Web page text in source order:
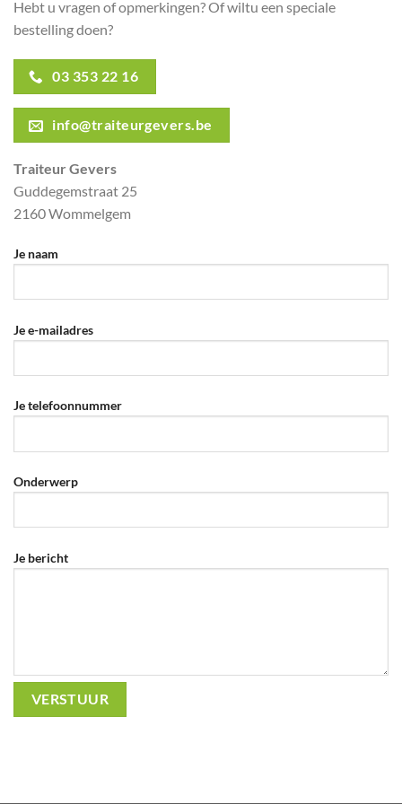
Hebt u vragen of opmerkingen? Of wiltu een speciale
bestelling doen?
03 353 22 16
info@traiteurgevers.be
Traiteur Gevers
Guddegemstraat 25
2160 Wommelgem
Je naam
Je e-mailadres
Je telefoonnummer
Onderwerp
Je bericht